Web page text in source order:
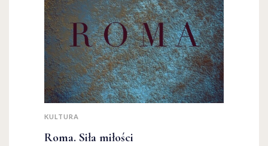
KULTURA
Roma. Siła miłości